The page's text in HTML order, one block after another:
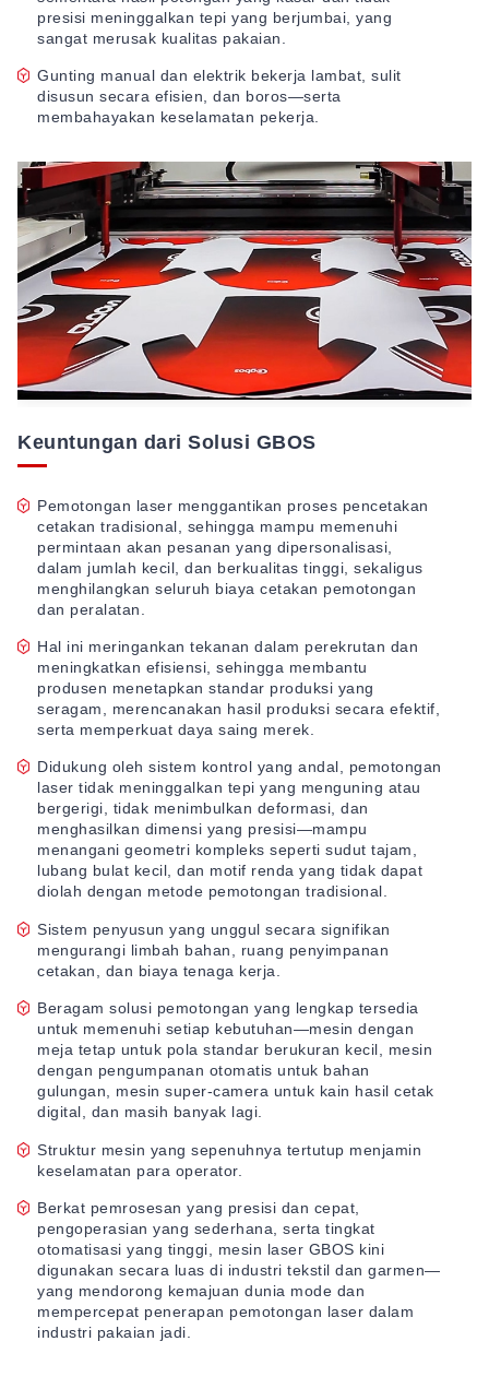
presisi meninggalkan tepi yang berjumbai, yang
sangat merusak kualitas pakaian.
Gunting manual dan elektrik bekerja lambat, sulit
disusun secara efisien, dan boros—serta
membahayakan keselamatan pekerja.
Keuntungan dari Solusi GBOS
Pemotongan laser menggantikan proses pencetakan
cetakan tradisional, sehingga mampu memenuhi
permintaan akan pesanan yang dipersonalisasi,
dalam jumlah kecil, dan berkualitas tinggi, sekaligus
menghilangkan seluruh biaya cetakan pemotongan
dan peralatan.
Hal ini meringankan tekanan dalam perekrutan dan
meningkatkan efisiensi, sehingga membantu
produsen menetapkan standar produksi yang
seragam, merencanakan hasil produksi secara efektif,
serta memperkuat daya saing merek.
Didukung oleh sistem kontrol yang andal, pemotongan
laser tidak meninggalkan tepi yang menguning atau
bergerigi, tidak menimbulkan deformasi, dan
menghasilkan dimensi yang presisi—mampu
menangani geometri kompleks seperti sudut tajam,
lubang bulat kecil, dan motif renda yang tidak dapat
diolah dengan metode pemotongan tradisional.
Sistem penyusun yang unggul secara signifikan
mengurangi limbah bahan, ruang penyimpanan
cetakan, dan biaya tenaga kerja.
Beragam solusi pemotongan yang lengkap tersedia
untuk memenuhi setiap kebutuhan—mesin dengan
meja tetap untuk pola standar berukuran kecil, mesin
dengan pengumpanan otomatis untuk bahan
gulungan, mesin super-camera untuk kain hasil cetak
digital, dan masih banyak lagi.
Struktur mesin yang sepenuhnya tertutup menjamin
keselamatan para operator.
Berkat pemrosesan yang presisi dan cepat,
pengoperasian yang sederhana, serta tingkat
otomatisasi yang tinggi, mesin laser GBOS kini
digunakan secara luas di industri tekstil dan garmen—
yang mendorong kemajuan dunia mode dan
mempercepat penerapan pemotongan laser dalam
industri pakaian jadi.